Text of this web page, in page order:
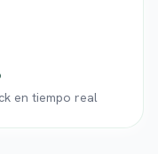
en tiempo real